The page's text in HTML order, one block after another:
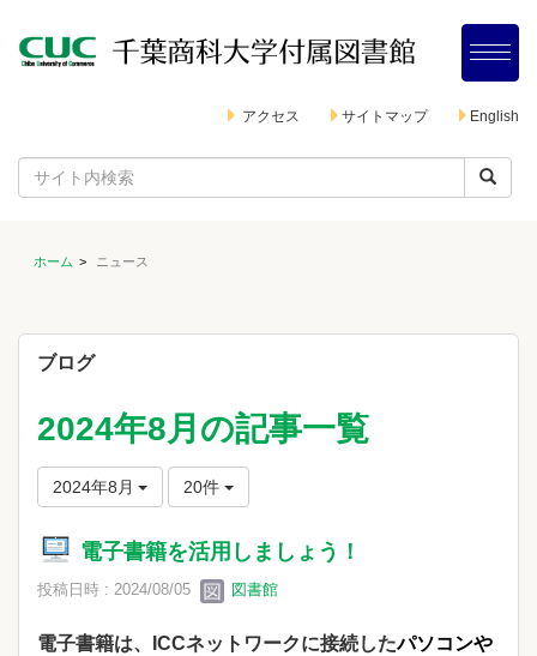
アクセス サイトマップ English
ホーム ニュース
ブログ
2024年8月の記事一覧
2024年8月 20件
電子書籍を活用しましょう！
投稿日時 : 2024/08/05 図書館
電子書籍は、ICCネットワークに接続したパソコンや